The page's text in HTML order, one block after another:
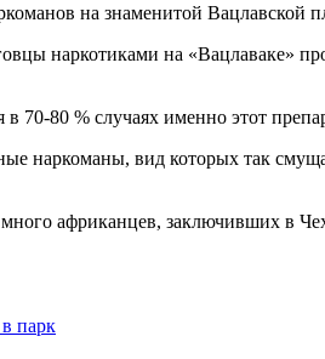
на знаменитой Вацлавской
наркотиками на «Вацлаваке»
70-80 % случаях именно этот
наркоманы, вид которых так
африканцев, заключивших в
парк